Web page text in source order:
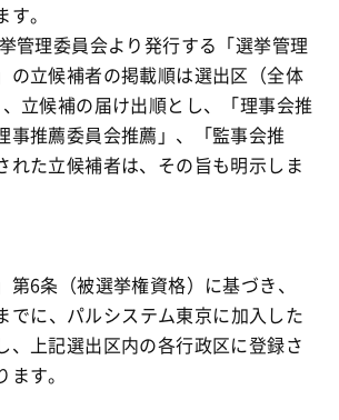
。
管理委員会より発行する「選挙管理
の立候補者の掲載順は選出区（全体
立候補の届け出順とし、「理事会推
事推薦委員会推薦」、「監事会推
れた立候補者は、その旨も明示しま
第6条（被選挙権資格）に基づき、
でに、パルシステム東京に加入した
、上記選出区内の各行政区に登録さ
す。